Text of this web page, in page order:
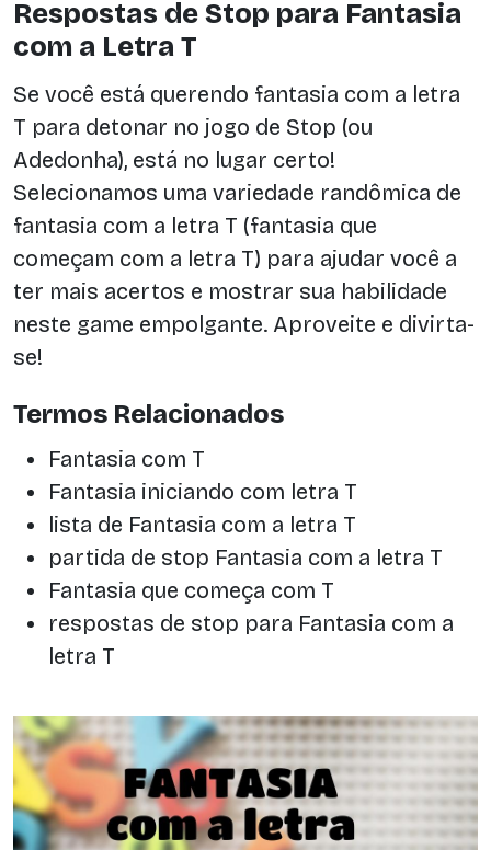
Respostas de Stop para Fantasia
com a Letra T
Se você está querendo fantasia com a letra
T para detonar no jogo de Stop (ou
Adedonha), está no lugar certo!
Selecionamos uma variedade randômica de
fantasia com a letra T (fantasia que
começam com a letra T) para ajudar você a
ter mais acertos e mostrar sua habilidade
neste game empolgante. Aproveite e divirta-
se!
Termos Relacionados
Fantasia com T
Fantasia iniciando com letra T
lista de Fantasia com a letra T
partida de stop Fantasia com a letra T
Fantasia que começa com T
respostas de stop para Fantasia com a
letra T